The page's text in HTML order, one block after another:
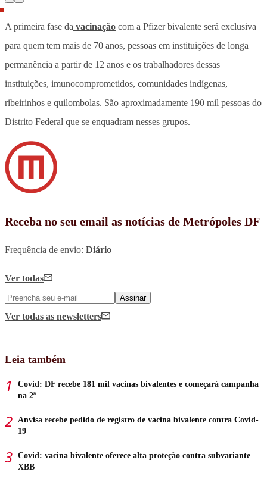
A primeira fase da vacinação com a Pfizer bivalente será exclusiva
para quem tem mais de 70 anos, pessoas em instituições de longa
permanência a partir de 12 anos e os trabalhadores dessas
instituições, imunocomprometidos, comunidades indígenas,
ribeirinhos e quilombolas. São aproximadamente 190 mil pessoas do
Distrito Federal que se enquadram nesses grupos.
Receba no seu email as notícias de Metrópoles DF
Frequência de envio: Diário
Ver todas
Assinar
Ver todas as newsletters
Leia também
Covid: DF recebe 181 mil vacinas bivalentes e começará campanha
na 2ª
Anvisa recebe pedido de registro de vacina bivalente contra Covid-
19
Covid: vacina bivalente oferece alta proteção contra subvariante
XBB